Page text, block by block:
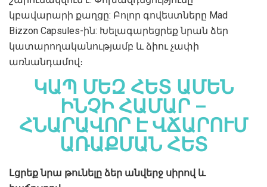
կբավարարի քաղցը: Բոլոր գովեստները Mad
Bizzon Capsules-ին: Խելագարեցրեք նրան ձեր
կատարողականությամբ և ձիու չափի
առնանդամով։
ԿԱՊ ՄԵԶ ՀԵՏ ԱՄԵՆ
ԻՆՉԻ ՀԱՄԱՐ –
ՀՆԱՐԱՎՈՐ Է ՎՃԱՐՈՒՄ
ԱՌԱՔՄԱՆ ՀԵՏ
Լցրեք նրա թունելը ձեր անվերջ սիրով և